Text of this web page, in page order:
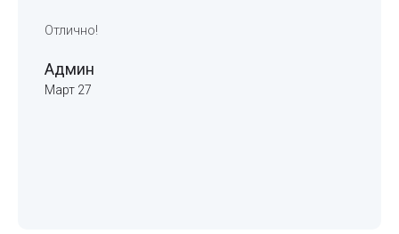
Отлично!
Админ
Март 27